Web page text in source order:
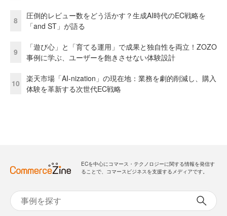
8
圧倒的レビュー数をどう活かす？生成AI時代のEC戦略を
「and ST」が語る
9
「遊び心」と「育てる運用」で成果と独自性を両立！ZOZO
事例に学ぶ、ユーザーを飽きさせない体験設計
10
楽天市場「AI-nization」の現在地：業務を劇的削減し、購入
体験を革新する次世代EC戦略
ECを中心にコマース・テクノロジーに関する情報を発信す
ることで、コマースビジネスを支援するメディアです。